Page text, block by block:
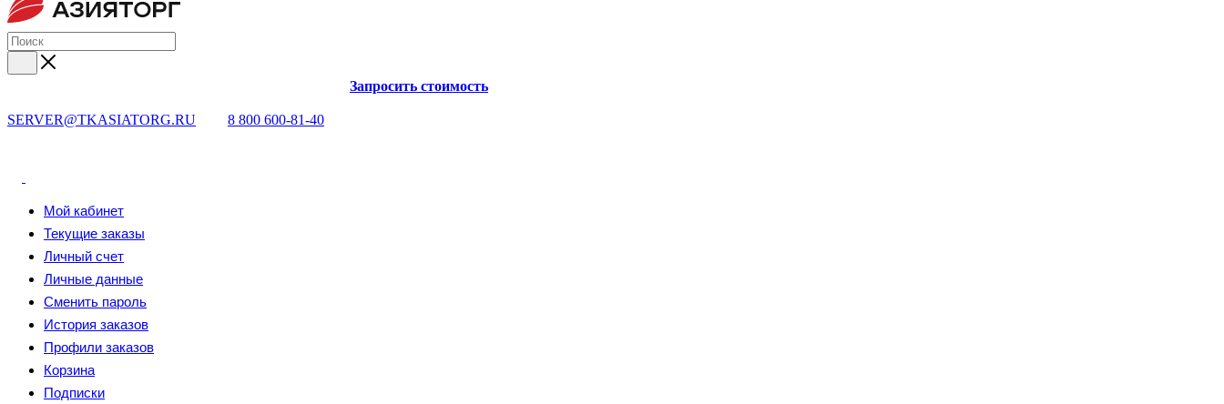
SERVER@TKASIATORG.RU 8 800 600-81-40
Запросить стоимость
Мой кабинет
Текущие заказы
Личный счет
Личные данные
Сменить пароль
История заказов
Профили заказов
Корзина
Подписки